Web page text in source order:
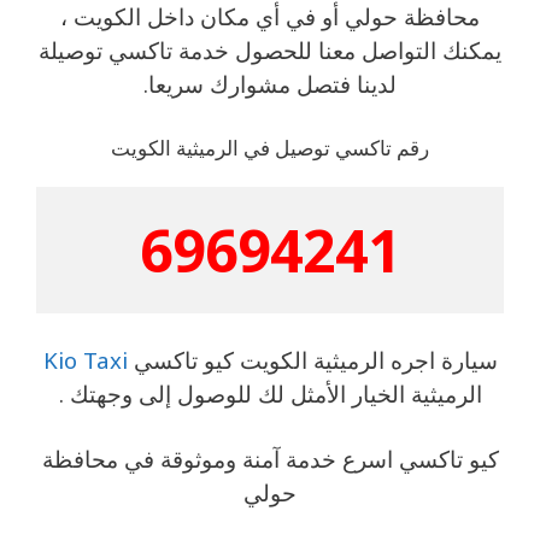
محافظة حولي أو في أي مكان داخل الكويت ،
يمكنك التواصل معنا للحصول خدمة تاكسي توصيلة
​لدينا فتصل مشوارك سريعا.
رقم تاكسي توصيل في الرميثية الكويت
69694241
سيارة اجره الرميثية الكويت كيو تاكسي Kio Taxi
الرميثية الخيار الأمثل لك للوصول ​إلى وجهتك .
كيو تاكسي اسرع خدمة آمنة وموثوقة في محافظة
حولي